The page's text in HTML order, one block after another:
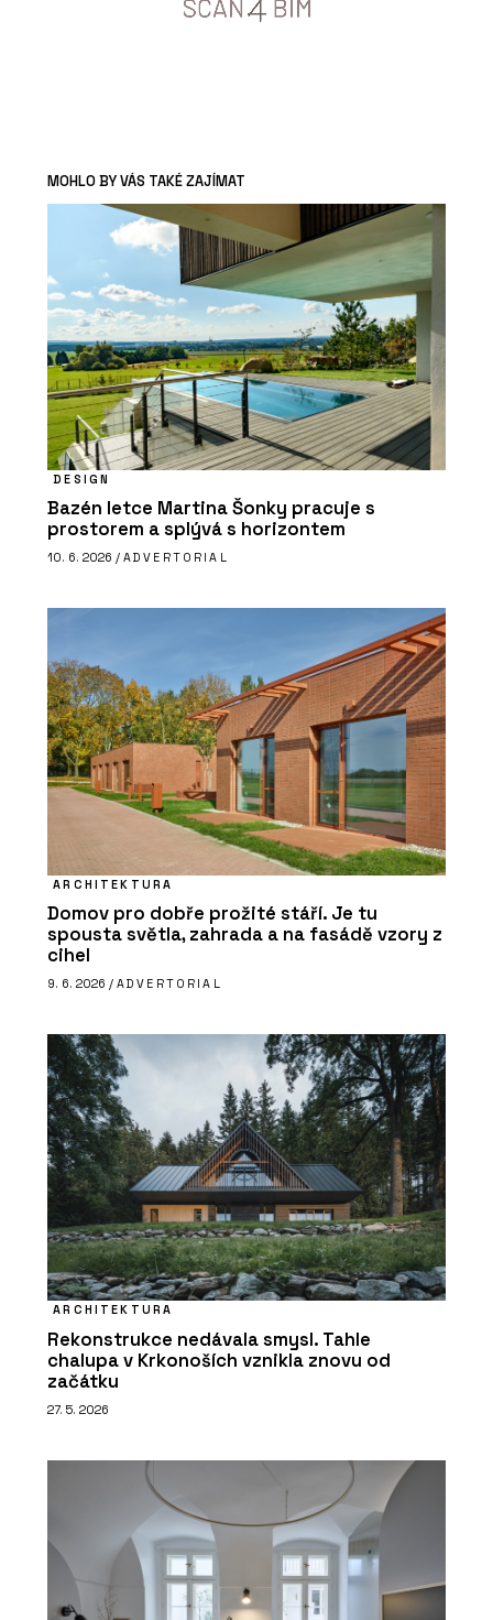
MOHLO BY VÁS TAKÉ ZAJÍMAT
DESIGN
Bazén letce Martina Šonky pracuje s
prostorem a splývá s horizontem
10. 6. 2026 / ADVERTORIAL
ARCHITEKTURA
Domov pro dobře prožité stáří. Je tu
spousta světla, zahrada a na fasádě vzory z
cihel
9. 6. 2026 / ADVERTORIAL
ARCHITEKTURA
Rekonstrukce nedávala smysl. Tahle
chalupa v Krkonoších vznikla znovu od
začátku
27. 5. 2026